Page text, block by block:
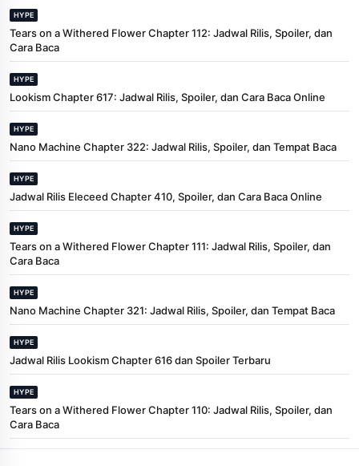
HYPE
Tears on a Withered Flower Chapter 112: Jadwal Rilis, Spoiler, dan
Cara Baca
HYPE
Lookism Chapter 617: Jadwal Rilis, Spoiler, dan Cara Baca Online
HYPE
Nano Machine Chapter 322: Jadwal Rilis, Spoiler, dan Tempat Baca
HYPE
Jadwal Rilis Eleceed Chapter 410, Spoiler, dan Cara Baca Online
HYPE
Tears on a Withered Flower Chapter 111: Jadwal Rilis, Spoiler, dan
Cara Baca
HYPE
Nano Machine Chapter 321: Jadwal Rilis, Spoiler, dan Tempat Baca
HYPE
Jadwal Rilis Lookism Chapter 616 dan Spoiler Terbaru
HYPE
Tears on a Withered Flower Chapter 110: Jadwal Rilis, Spoiler, dan
Cara Baca